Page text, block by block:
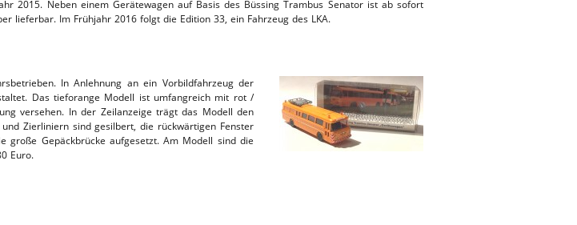
2015. Neben einem Gerätewagen auf Basis des Büssing Trambus Senator ist ab sofort
lieferbar. Im Frühjahr 2016 folgt die Edition 33, ein Fahrzeug des LKA.
In Anlehnung an ein Vorbildfahrzeug der
Das tieforange Modell ist umfangreich mit rot /
versehen. In der Zeilanzeige trägt das Modell den
Zierliniern sind gesilbert, die rückwärtigen Fenster
große Gepäckbrücke aufgesetzt. Am Modell sind die
Euro.